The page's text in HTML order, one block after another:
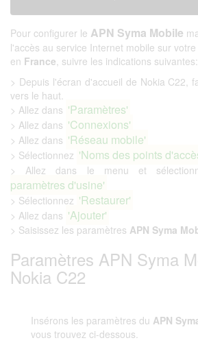
Pour configurer le APN Syma Mobile
l'accès au service Internet mobile sur
en France, suivre les indications suivantes:
> Depuis l'écran d'accueil de Nokia C22,
vers le haut.
> Allez dans 'Paramètres'
> Allez dans 'Connexions'
> Allez dans 'Réseau mobile'
> Sélectionnez 'Noms des points
> Allez dans le menu et
paramètres d'usine'
> Sélectionnez 'Restaurer'
> Allez dans 'Ajouter'
> Saisissez les paramètres APN Syma
Paramètres APN Syma
Nokia C22
Insérons les paramètres du APN
vous trouvez ci-dessous.